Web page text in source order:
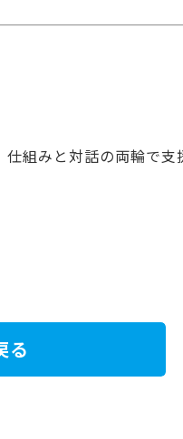
組みと対話の両輪で支
る